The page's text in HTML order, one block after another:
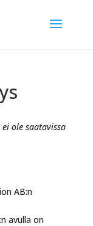
ole saatavissa
AB:n
avulla on